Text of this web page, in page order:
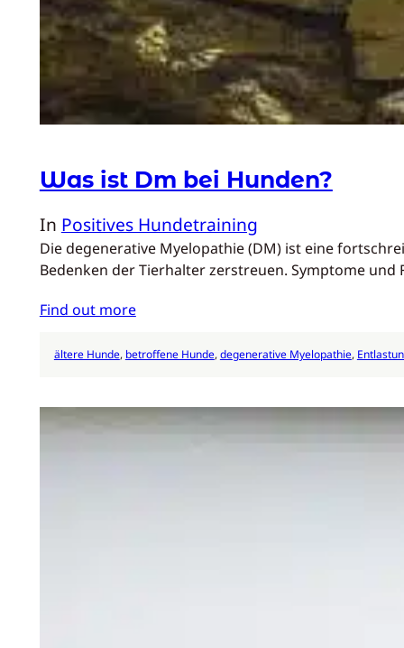
Was ist Dm bei Hunden?
In Positives Hundetraining
Die degenerative Myelopathie (DM) ist eine
Bedenken der Tierhalter zerstreuen. Symptome
Find out more
ältere Hunde, betroffene Hunde, degenerative Myelopathie,